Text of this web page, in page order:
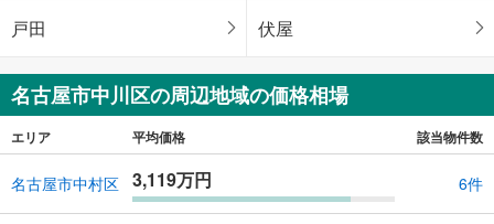
戸田 伏屋
名古屋市中川区の周辺地域の価格相場
エリア 平均価格 該当物件数
名古屋市中村区 3,119万円 6件